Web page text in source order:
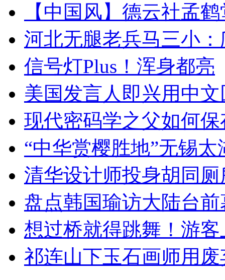
【中国风】德云社孟
河北无腿老兵马三小
信号灯Plus！浑身都亮
美国发言人即兴用中
现代密码学之父如何
“中华赏樱胜地”无锡
清华设计师投身胡同
盘点韩国瑜访大陆台
想过桥就得跳舞！游客
祁连山下玉石画师用